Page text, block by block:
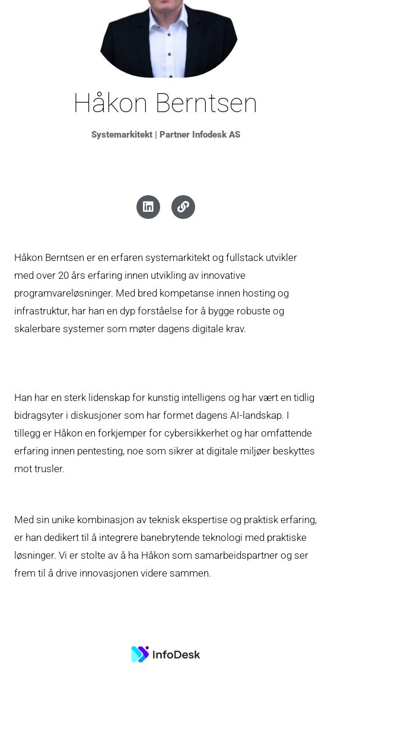
Håkon Berntsen
Systemarkitekt | Partner Infodesk AS
Håkon Berntsen er en erfaren systemarkitekt og fullstack utvikler
med over 20 års erfaring innen utvikling av innovative
programvareløsninger. Med bred kompetanse innen hosting og
infrastruktur, har han en dyp forståelse for å bygge robuste og
skalerbare systemer som møter dagens digitale krav.
Han har en sterk lidenskap for kunstig intelligens og har vært en tidlig
bidragsyter i diskusjoner som har formet dagens AI-landskap. I
tillegg er Håkon en forkjemper for cybersikkerhet og har omfattende
erfaring innen pentesting, noe som sikrer at digitale miljøer beskyttes
mot trusler.
Med sin unike kombinasjon av teknisk ekspertise og praktisk erfaring,
er han dedikert til å integrere banebrytende teknologi med praktiske
løsninger. Vi er stolte av å ha Håkon som samarbeidspartner og ser
frem til å drive innovasjonen videre sammen.